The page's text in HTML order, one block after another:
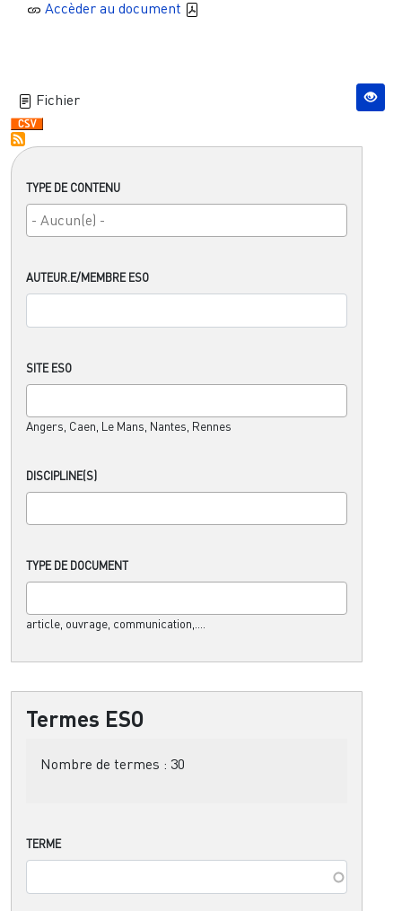
TYPE DE CONTENU
AUTEUR.E/MEMBRE ESO
SITE ESO
Angers, Caen, Le Mans, Nantes, Rennes
DISCIPLINE(S)
TYPE DE DOCUMENT
article, ouvrage, communication,....
Termes ESO
Nombre de termes : 30
TERME
Accèder au document
Fichier